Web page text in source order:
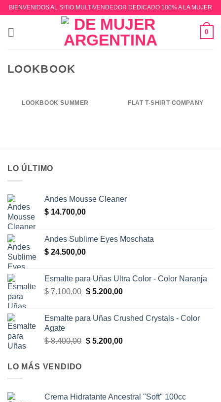
Saltar
contenido
BIENVENIDOS AL SITIO MULTIVENDEDOR DEDICADO 100% A LA MUJER
0
LOOKBOOK
LOOKBOOK SUMMER FLAT T-SHIRT COMPANY
LO ÚLTIMO
Andes Mousse Cleaner
$ 14.700,00
Andes Sublime Eyes Moschata
$ 24.500,00
Esmalte para Uñas Ultra Color - Color Naranja
$7.100,00 El
era:
$5.200,00El
es:
Esmalte para Uñas Crushed Crystals - Color
Agate
$8.400,00 El
$5.200,00El
LO MÁS VENDIDO
Crema Hidratante Ancestral "Soft" 100cc